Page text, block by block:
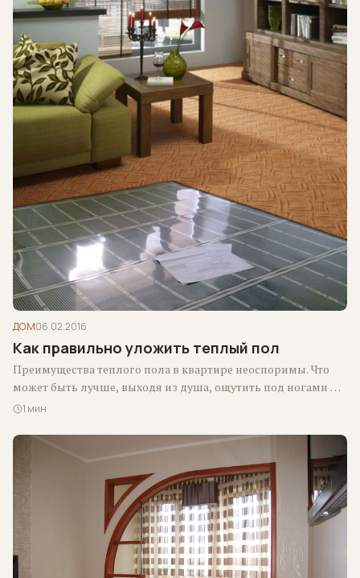
ДОМ06.02.2016
Как правильно уложить теплый пол
Преимущества теплого пола в квартире неоспоримы. Что
может быть лучше, выходя из душа, ощутить под ногами не
холодную плитку, а…
1 мин